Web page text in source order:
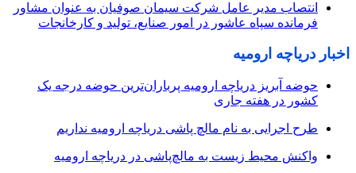
انتصاب مدیر عامل شرکت سیمان صوفیان به عنوان مشاور
فرمانده سپاه عاشور در امور صنایع، تولید و کارخانجات
اخبار دریاچه ارومیه
حوضه آبریز دریاچه ارومیه پرباران‌ترین حوضه‌ درجه یک
کشور در هفته جاری
طرح اجرایی به نام مالچ پاشی دریاچه ارومیه نداریم
واکنش محیط زیست به مالچ‌پاشی در دریاچه ارومیه